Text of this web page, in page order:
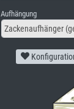
Aufhängung
Zackenaufhänger